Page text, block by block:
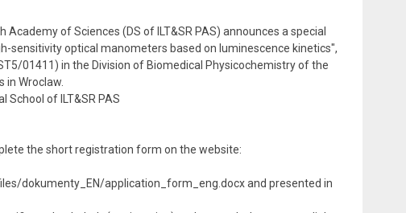
of Sciences (DS of ILT&SR PAS) announces a special
sensitivity optical manometers based on luminescence kinetics",
01411) in the Division of Biomedical Physicochemistry of the
Wroclaw.
of ILT&SR PAS
the short registration form on the website:
dokumenty_EN/application_form_eng.docx and presented in